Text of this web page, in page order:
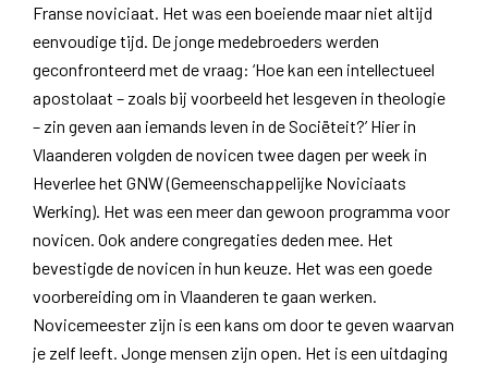
Franse noviciaat. Het was een boeiende maar niet altijd
eenvoudige tijd. De jonge medebroeders werden
geconfronteerd met de vraag: ‘Hoe kan een intellectueel
apostolaat – zoals bij voorbeeld het lesgeven in theologie
– zin geven aan iemands leven in de Sociëteit?’ Hier in
Vlaanderen volgden de novicen twee dagen per week in
Heverlee het GNW (Gemeenschappelijke Noviciaats
Werking). Het was een meer dan gewoon programma voor
novicen. Ook andere congregaties deden mee. Het
bevestigde de novicen in hun keuze. Het was een goede
voorbereiding om in Vlaanderen te gaan werken.
Novicemeester zijn is een kans om door te geven waarvan
je zelf leeft. Jonge mensen zijn open. Het is een uitdaging